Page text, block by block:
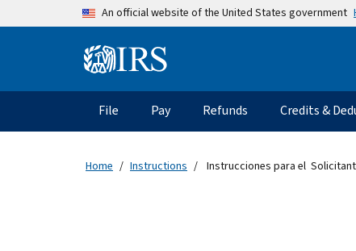
Skip to main contentAn official website of the United States government
Information Menu
Main navigation
File Pay Refunds Credits &
Home Instructions Instrucciones para el